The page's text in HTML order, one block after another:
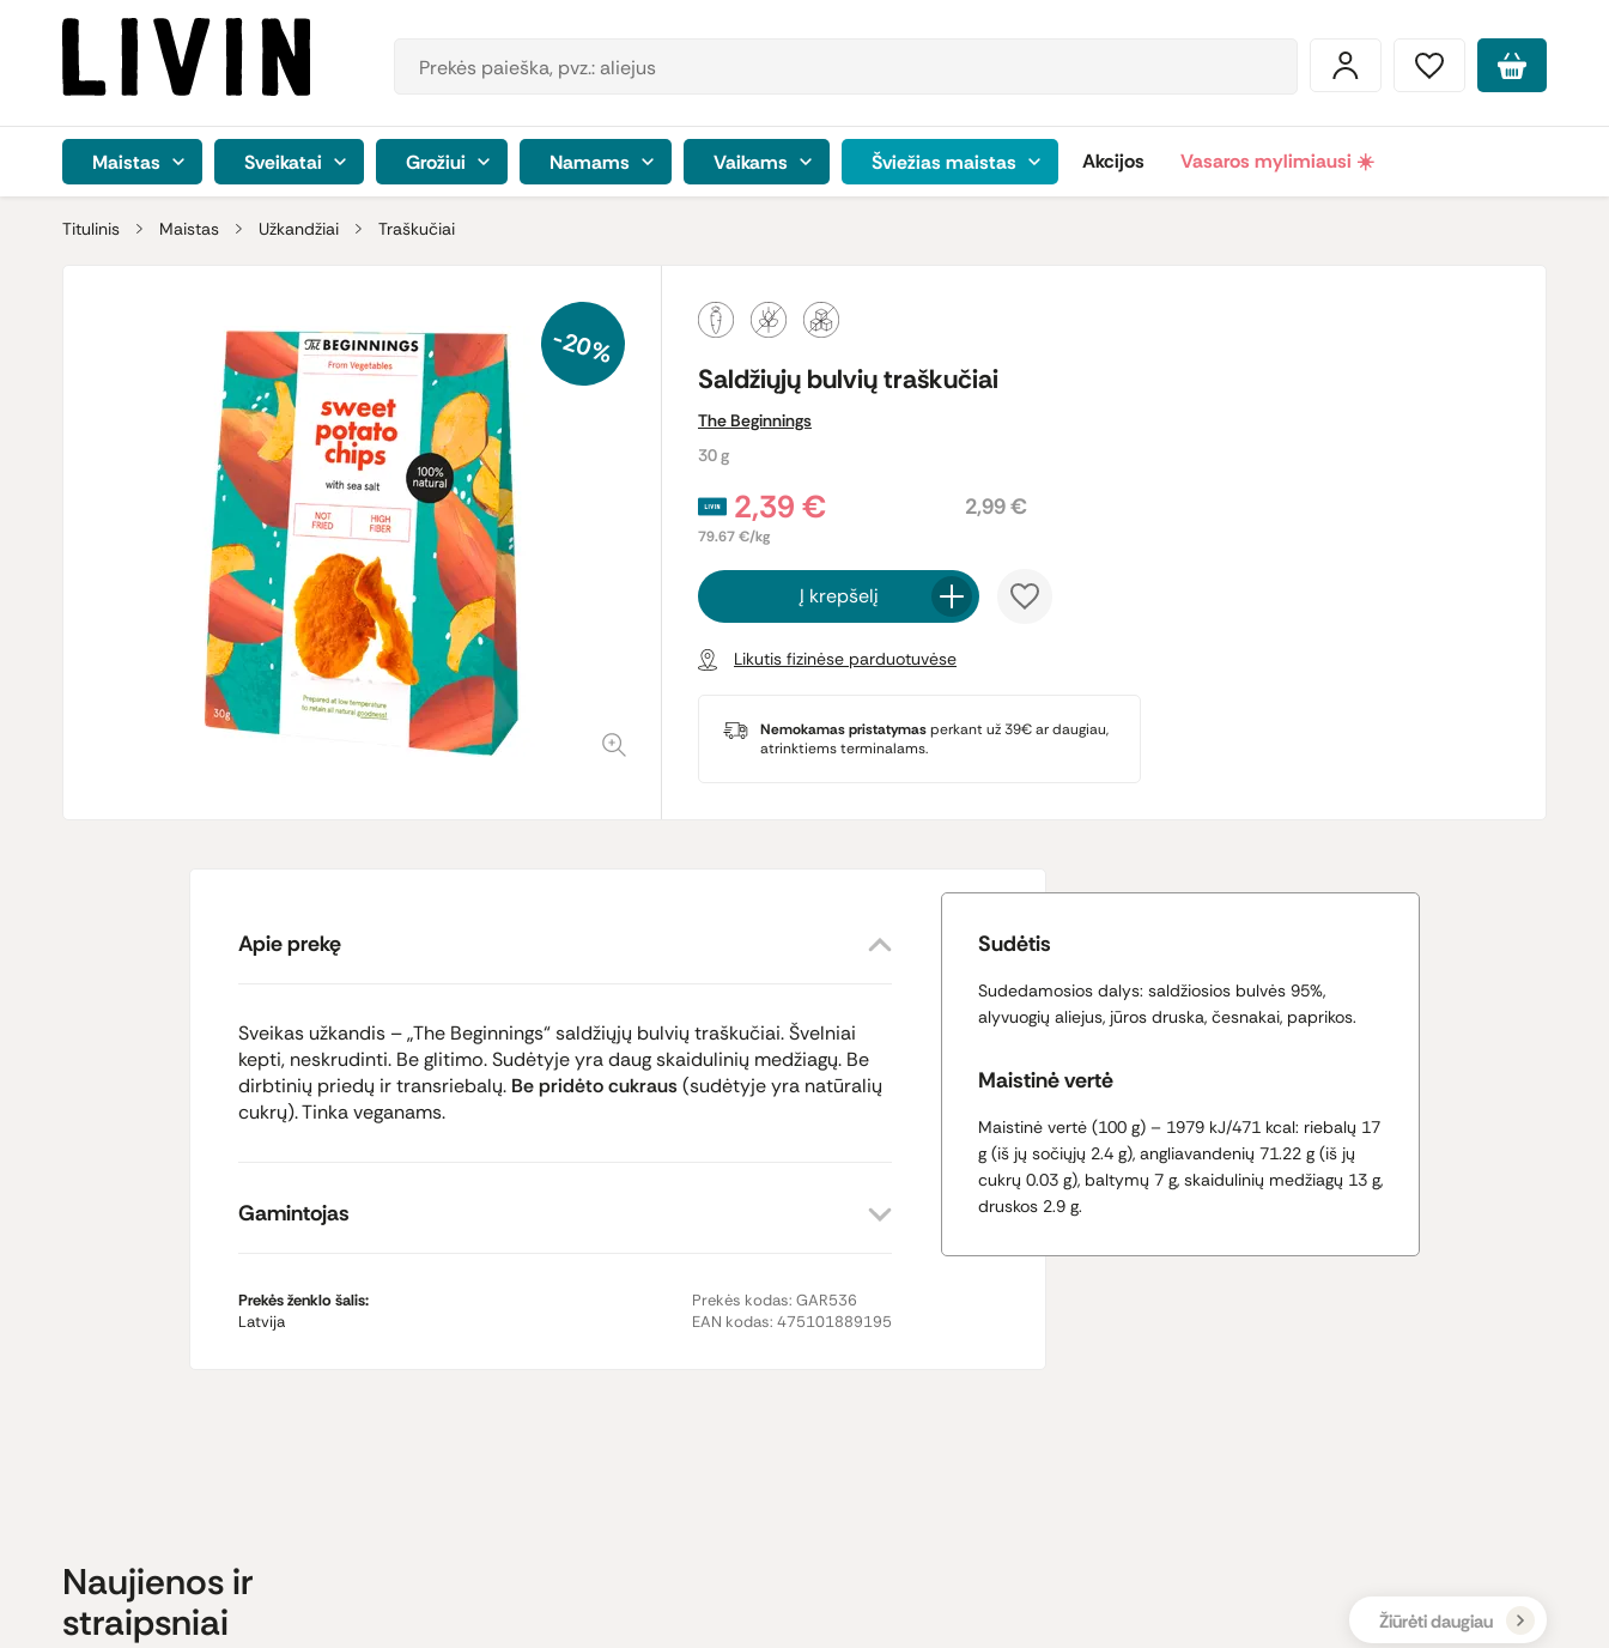
Maistas Sveikatai Grožiui Namams Vaikams Šviežias maistas Akcijos Vasaros mylimiausi ☀️
Titulinis Maistas Užkandžiai Traškučiai
-20%
Saldžiųjų bulvių traškučiai
The Beginnings
30 g
2,39 €
79.67 €/kg
2,99 €
Į krepšelį
Likutis fizinėse parduotuvėse
Nemokamas pristatymasperkant už 39€ ar daugiau,
atrinktiems terminalams.
Apie prekę
Sveikas užkandis – „The Beginnings“ saldžiųjų bulvių traškučiai. Švelniai
kepti, neskrudinti. Be glitimo. Sudėtyje yra daug skaidulinių medžiagų. Be
dirbtinių priedų ir transriebalų. Be pridėto cukraus(sudėtyje yra natūralių
cukrų). Tinka veganams.
Gamintojas
Prekės ženklo šalis:
Latvija
Prekės kodas: GAR536
EAN kodas: 475101889195
Sudėtis
Sudedamosios dalys: saldžiosios bulvės 95%,
alyvuogių aliejus, jūros druska, česnakai, paprikos.
Maistinė vertė
Maistinė vertė (100 g) – 1979 kJ/471 kcal: riebalų 17
g (iš jų sočiųjų 2.4 g), angliavandenių 71.22 g (iš jų
cukrų 0.03 g), baltymų 7 g, skaidulinių medžiagų 13 g,
druskos 2.9 g.
Naujienos ir
straipsniai
Žiūrėti daugiau